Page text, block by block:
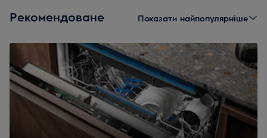
Рекомендоване Показати найпопулярніше